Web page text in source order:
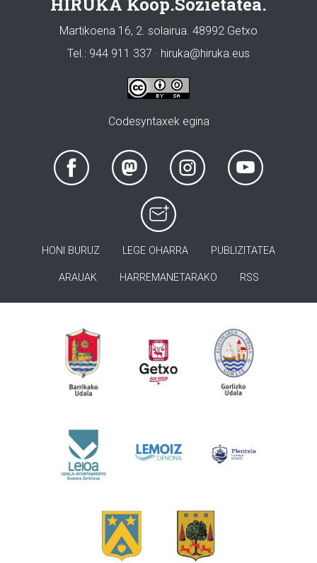
Martikoena 16, 2. solairua. 48992 Getxo
Tel.: 944 911 337 · hiruka@hiruka.eus
Codesyntaxek egina
HONI BURUZ LEGE OHARRA PUBLIZITATEA
ARAUAK HARREMANETARAKO RSS